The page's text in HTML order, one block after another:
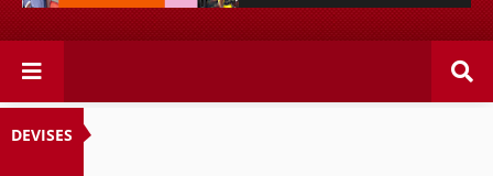
Retrouvez votre chaîne @TV5MONDE, dans les bouquets
CANAL+ 36 . Fandaharam-potoana tsara indrindra ho
anareo!
DEVISES